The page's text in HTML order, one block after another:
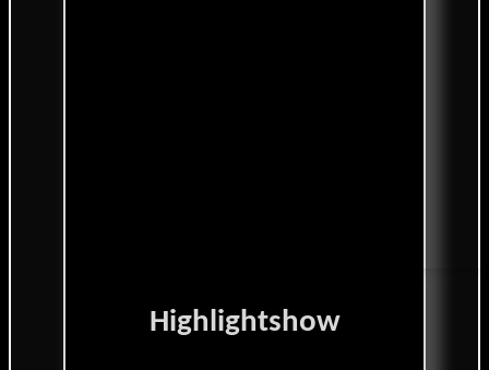
Highlightshow